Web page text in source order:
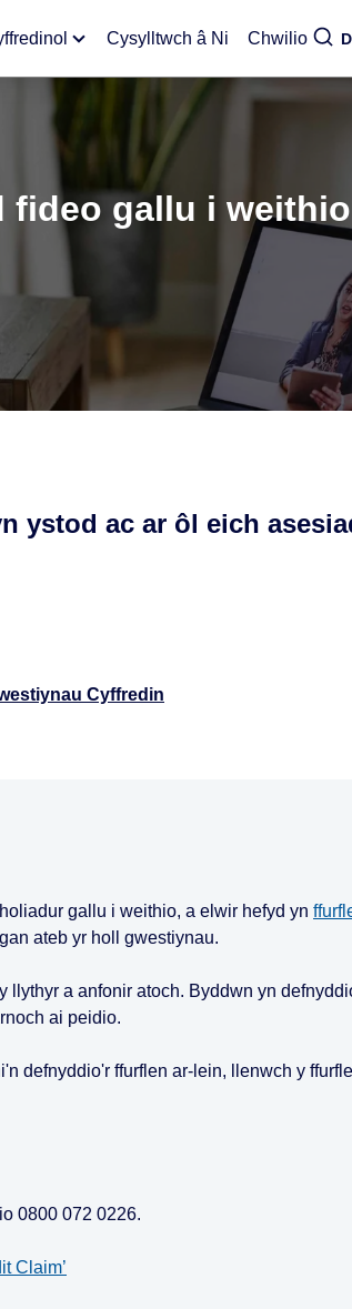
Cysylltwch â Ni Chwilio
gallu i
ystod ac ar ôl eich
Cyffredin
gallu i weithio, a elwir hefyd yn
ateb yr holl gwestiynau.
llythyr a anfonir atoch. Byddwn yn
ai peidio.
defnyddio'r ffurflen ar-lein, llenwch y
0800 072 0226.
Claim’